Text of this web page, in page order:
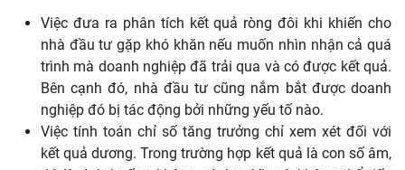
Việc đưa ra phân tích kết quả ròng đôi khi khiến cho
nhà đầu tư gặp khó khăn nếu muốn nhìn nhận cả quá
trình mà doanh nghiệp đã trải qua và có được kết quả.
Bên cạnh đó, nhà đầu tư cũng nắm bắt được doanh
nghiệp đó bị tác động bởi những yếu tố nào.
Việc tính toán chỉ số tăng trưởng chỉ xem xét đối với
kết quả dương. Trong trường hợp kết quả là con số âm,